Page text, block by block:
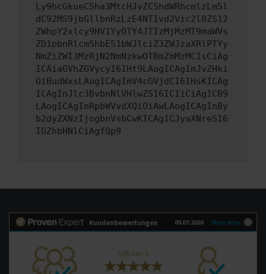
Ly9hcGkueC5ha3MtcHJvZC5hdWRhcmlzLm5l
dC92MS9jbGllbnRzLzE4NTIvd2Vic2l0ZS12
ZWhpY2xlcy9HV1YyOTY4JTIzMjMzMT9maWVs
ZD1pbnRlcm5hbE51bWJlciZ3ZWJzaXRlPTYy
NmZiZWI3MzRjN2NmNzkwOTBmZmMzMCIsCiAg
ICAiaGVhZGVycyI6IHt9LAogICAgImJvZHki
OiBudWxsLAogICAgImV4cGVjdCI6IHsKICAg
ICAgInJlc3BvbnNlVHlwZSI6ICIiCiAgICB9
LAogICAgInRpbWVvdXQiOiAwLAogICAgInBy
b2dyZXNzIjogbnVsbCwKICAgICJyaXNreSI6
IGZhbHNlCiAgfQp9